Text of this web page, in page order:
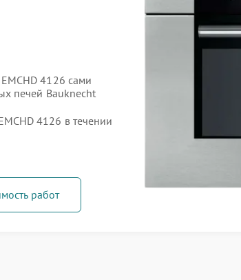
4126 сами
печей Bauknecht
4126 в течении
работ